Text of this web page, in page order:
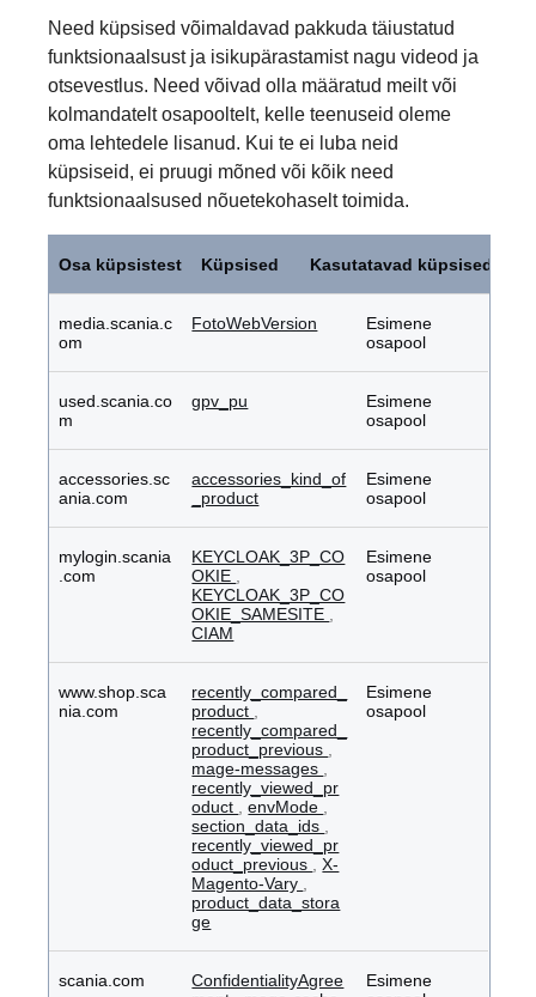
Need küpsised võimaldavad pakkuda täiustatud
funktsionaalsust ja isikupärastamist nagu videod ja
otsevestlus. Need võivad olla määratud meilt või
kolmandatelt osapooltelt, kelle teenuseid oleme
oma lehtedele lisanud. Kui te ei luba neid
küpsiseid, ei pruugi mõned või kõik need
funktsionaalsused nõuetekohaselt toimida.
Osa küpsistest Küpsised Kasutatavad küpsised
media.scania.c
om
FotoWebVersion
Esimene
osapool
used.scania.co
m
gpv_pu
Esimene
osapool
accessories.sc
ania.com
accessories_kind_of
_product
Esimene
osapool
mylogin.scania
.com
KEYCLOAK_3P_CO
OKIE
KEYCLOAK_3P_CO
OKIE_SAMESITE
CIAM
Esimene
osapool
www.shop.sca
nia.com
recently_compared_
product
recently_compared_
product_previous
mage-messages
recently_viewed_pr
oduct
,envMode
section_data_ids
recently_viewed_pr
oduct_previous
,X-
Magento-Vary
product_data_stora
ge
Esimene
osapool
scania.com
ConfidentialityAgree
Esimene